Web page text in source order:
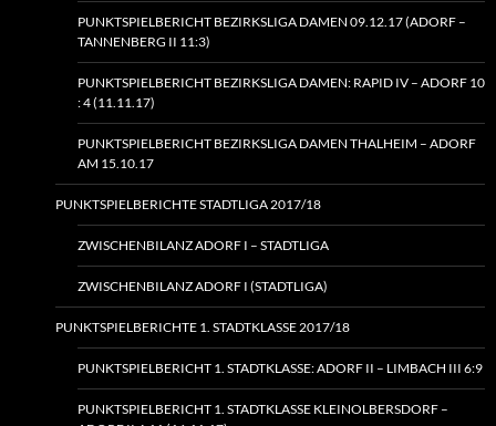
PUNKTSPIELBERICHT BEZIRKSLIGA DAMEN 09.12.17 (ADORF –
TANNENBERG II 11:3)
PUNKTSPIELBERICHT BEZIRKSLIGA DAMEN: RAPID IV – ADORF 10
: 4 (11.11.17)
PUNKTSPIELBERICHT BEZIRKSLIGA DAMEN THALHEIM – ADORF
AM 15.10.17
PUNKTSPIELBERICHTE STADTLIGA 2017/18
ZWISCHENBILANZ ADORF I – STADTLIGA
ZWISCHENBILANZ ADORF I (STADTLIGA)
PUNKTSPIELBERICHTE 1. STADTKLASSE 2017/18
PUNKTSPIELBERICHT 1. STADTKLASSE: ADORF II – LIMBACH III 6:9
PUNKTSPIELBERICHT 1. STADTKLASSE KLEINOLBERSDORF –